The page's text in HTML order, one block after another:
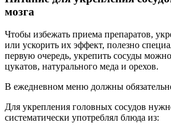
мозга
Чтобы избежать приема препаратов,
или ускорить их эффект, полезно
первую очередь, укрепить сосуды
цукатов, натурального меда и орехов.
В ежедневном меню должны
Для укрепления головных сосудов
систематически употреблял блюда из: